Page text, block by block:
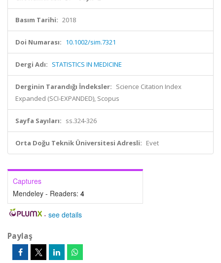
Basım Tarihi: 2018
Doi Numarası: 10.1002/sim.7321
Dergi Adı: STATISTICS IN MEDICINE
Derginin Tarandığı İndeksler: Science Citation Index
Expanded (SCI-EXPANDED), Scopus
Sayfa Sayıları: ss.324-326
Orta Doğu Teknik Üniversitesi Adresli: Evet
Captures
Mendeley - Readers: 4
- see details
Paylaş